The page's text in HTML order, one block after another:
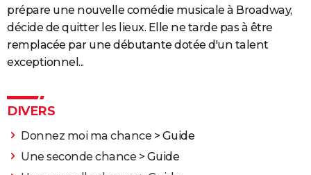
Carte de Noël
Carte Bonne année
Carte Saint-Valentin
Carte Pâques
Carte d'anniversaire
DICTIONNAIRE
Dictionnaire
Biographies
Citations
Expressions
Proverbes
PROGRAMME TV
S'inscrire
Se connecter
Lycées
Collèges
Primaires
Universités
Entreprises
Service militaire
Avis de recherche
AVIS DE DÉCÈS
FORUM
Bricolage
Lifestyle
Culture
Sport
Auto
Television
Voyage
Cinema
prépare une nouvelle comédie musicale à Broadway,
décide de quitter les lieux. Elle ne tarde pas à être
remplacée par une débutante dotée d'un talent
exceptionnel...
DIVERS
Donnez moi ma chance > Guide
Une seconde chance > Guide